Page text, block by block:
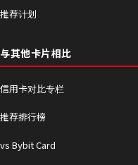
推荐计划
与其他卡片相比
信用卡对比专栏
推荐排行榜
vs Bybit Card